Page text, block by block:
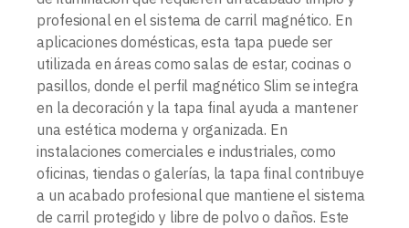
profesional en el sistema de carril magnético. En
aplicaciones domésticas, esta tapa puede ser
utilizada en áreas como salas de estar, cocinas o
pasillos, donde el perfil magnético Slim se integra
en la decoración y la tapa final ayuda a mantener
una estética moderna y organizada. En
instalaciones comerciales e industriales, como
oficinas, tiendas o galerías, la tapa final contribuye
a un acabado profesional que mantiene el sistema
de carril protegido y libre de polvo o daños. Este